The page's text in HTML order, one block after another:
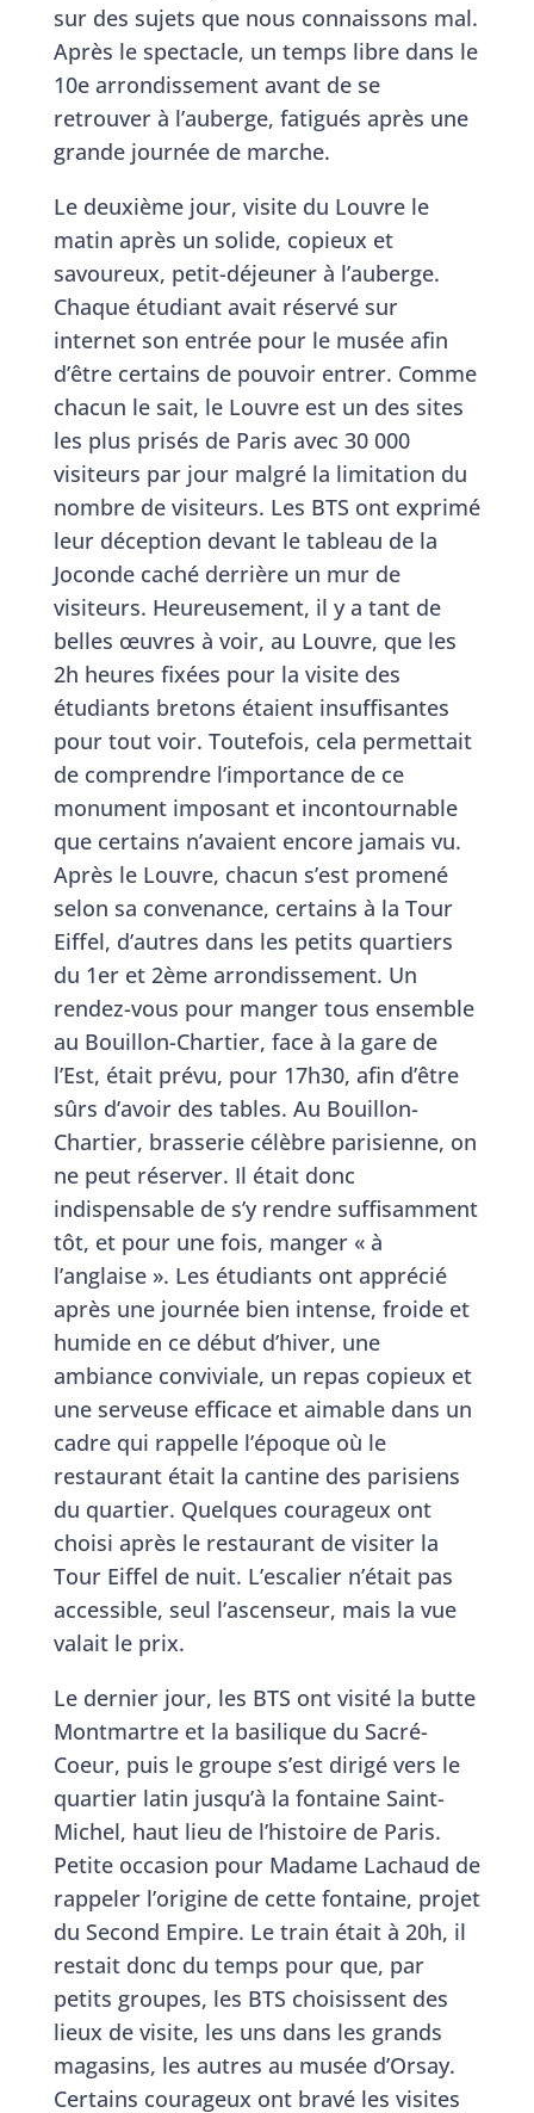
sur des sujets que nous connaissons mal.
Après le spectacle, un temps libre dans le
10e arrondissement avant de se
retrouver à l’auberge, fatigués après une
grande journée de marche.
Le deuxième jour, visite du Louvre le
matin après un solide, copieux et
savoureux, petit-déjeuner à l’auberge.
Chaque étudiant avait réservé sur
internet son entrée pour le musée afin
d’être certains de pouvoir entrer. Comme
chacun le sait, le Louvre est un des sites
les plus prisés de Paris avec 30 000
visiteurs par jour malgré la limitation du
nombre de visiteurs. Les BTS ont exprimé
leur déception devant le tableau de la
Joconde caché derrière un mur de
visiteurs. Heureusement, il y a tant de
belles œuvres à voir, au Louvre, que les
2h heures fixées pour la visite des
étudiants bretons étaient insuffisantes
pour tout voir. Toutefois, cela permettait
de comprendre l’importance de ce
monument imposant et incontournable
que certains n’avaient encore jamais vu.
Après le Louvre, chacun s’est promené
selon sa convenance, certains à la Tour
Eiffel, d’autres dans les petits quartiers
du 1er et 2ème arrondissement. Un
rendez-vous pour manger tous ensemble
au Bouillon-Chartier, face à la gare de
l’Est, était prévu, pour 17h30, afin d’être
sûrs d’avoir des tables. Au Bouillon-
Chartier, brasserie célèbre parisienne, on
ne peut réserver. Il était donc
indispensable de s’y rendre suffisamment
tôt, et pour une fois, manger « à
l’anglaise ». Les étudiants ont apprécié
après une journée bien intense, froide et
humide en ce début d’hiver, une
ambiance conviviale, un repas copieux et
une serveuse efficace et aimable dans un
cadre qui rappelle l’époque où le
restaurant était la cantine des parisiens
du quartier. Quelques courageux ont
choisi après le restaurant de visiter la
Tour Eiffel de nuit. L’escalier n’était pas
accessible, seul l’ascenseur, mais la vue
valait le prix.
Le dernier jour, les BTS ont visité la butte
Montmartre et la basilique du Sacré-
Coeur, puis le groupe s’est dirigé vers le
quartier latin jusqu’à la fontaine Saint-
Michel, haut lieu de l’histoire de Paris.
Petite occasion pour Madame Lachaud de
rappeler l’origine de cette fontaine, projet
du Second Empire. Le train était à 20h, il
restait donc du temps pour que, par
petits groupes, les BTS choisissent des
lieux de visite, les uns dans les grands
magasins, les autres au musée d’Orsay.
Certains courageux ont bravé les visites